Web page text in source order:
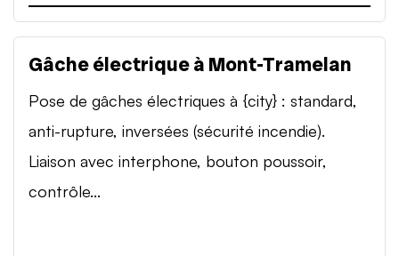
Gâche électrique à Mont-Tramelan
Pose de gâches électriques à {city} : standard,
anti-rupture, inversées (sécurité incendie).
Liaison avec interphone, bouton poussoir,
contrôle...